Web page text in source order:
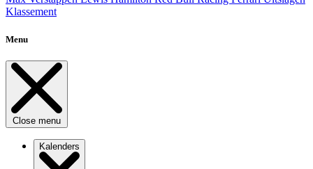
Klassement
Menu
Close menu
Kalenders